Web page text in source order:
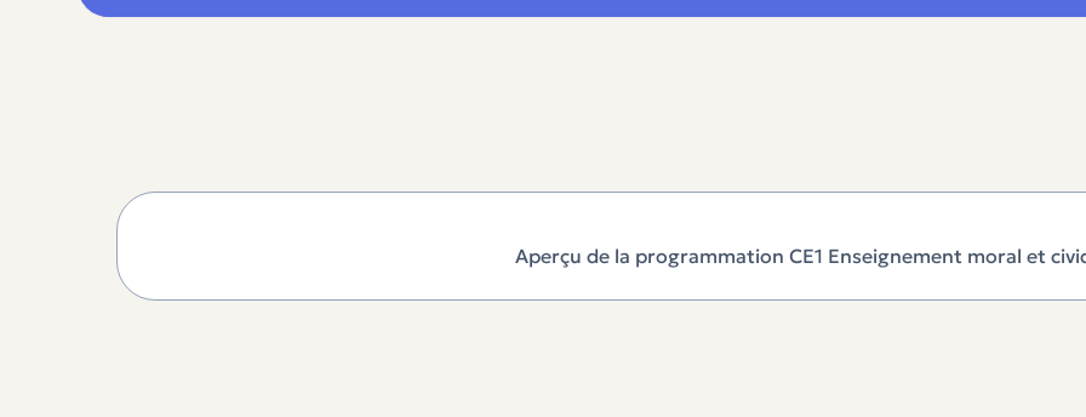
Aperçu de la programmation CE1 Enseignement moral et